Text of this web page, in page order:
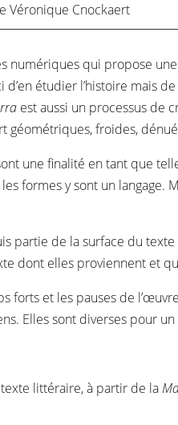
Véronique Cnockaert
numériques qui propose
d’en étudier l’histoire
est aussi un processus de
froides,
une finalité en tant que
formes y sont un
partie de la surface du
dont elles proviennent et
forts et les pauses de
Elles sont diverses pour
littéraire, à partir de la